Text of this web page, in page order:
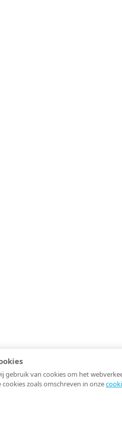
gebruik van cookies om het
zoals omschreven in onze